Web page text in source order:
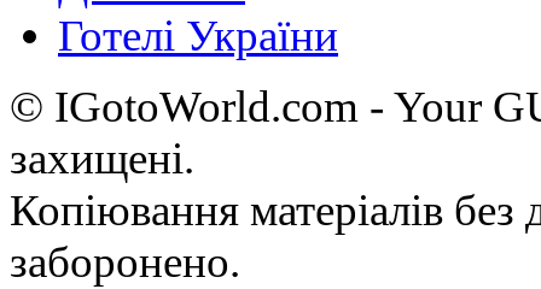
Готелі України
© IGotoWorld.com - Your
захищені.
Копіювання матеріалів без
заборонено.